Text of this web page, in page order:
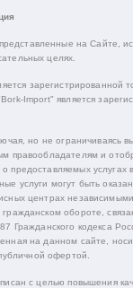
на Сайте,
целях.
зарегистрированной
Import" является
но не ограничиваясь
правообладателям и
предоставляемых услугах
услуги могут быть
центрах
обороте,
Гражданского кодекса
на данном сайте,
офертой.
с целью повышения